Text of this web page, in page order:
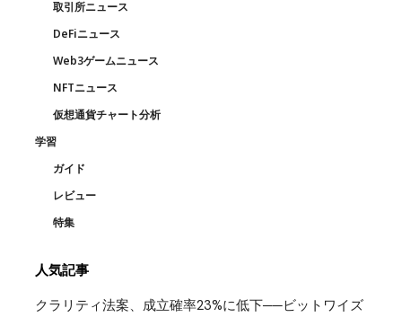
取引所ニュース
DeFiニュース
Web3ゲームニュース
NFTニュース
仮想通貨チャート分析
学習
ガイド
レビュー
特集
人気記事
クラリティ法案、成立確率23%に低下──ビットワイズ